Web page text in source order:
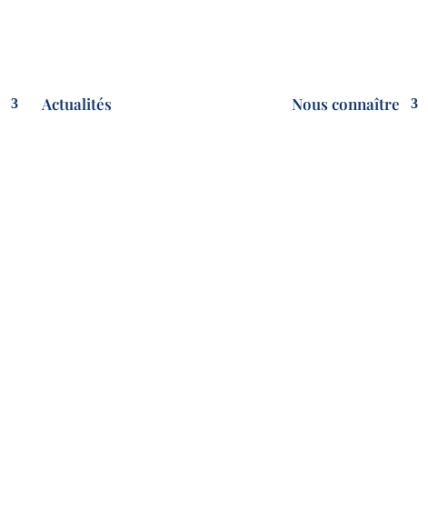
Actualités Nous connaître